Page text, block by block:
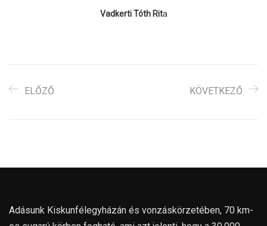
Vadkerti Tóth Rita
ELŐZŐ KÖVETKEZŐ
Adásunk Kiskunfélegyházán és vonzáskörzetében, 70 km-